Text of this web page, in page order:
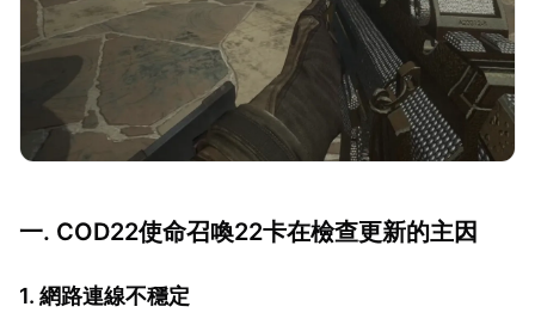
一. COD22使命召喚22卡在檢查更新的主因
1. 網路連線不穩定